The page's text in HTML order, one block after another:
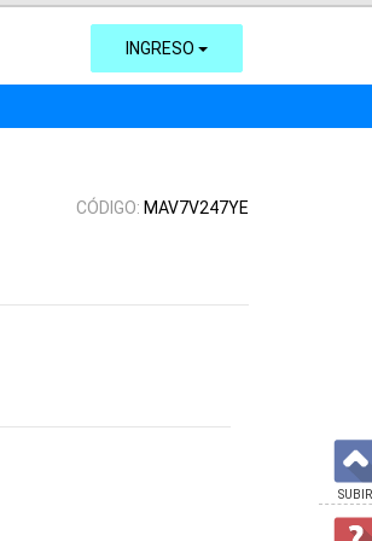
INGRESO
CÓDIGO: MAV7V247YE
SUBIR